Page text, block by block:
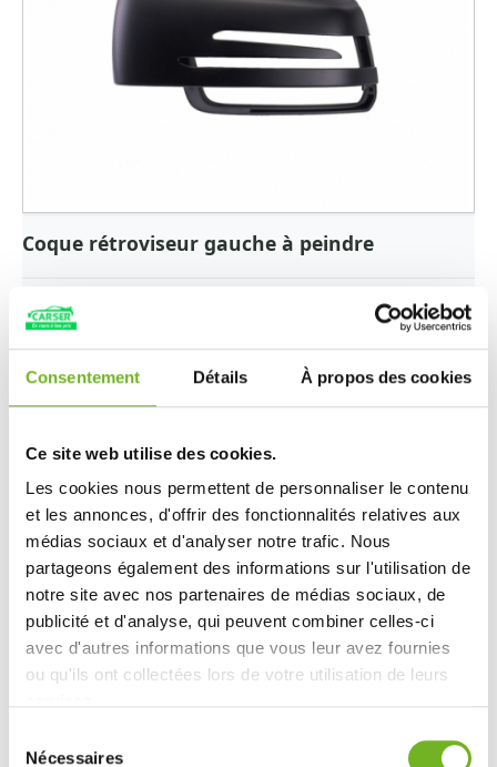
Consentement Détails À propos des cookies
Ce site web utilise des cookies.
Les cookies nous permettent de personnaliser le contenu
et les annonces, d'offrir des fonctionnalités relatives aux
médias sociaux et d'analyser notre trafic. Nous
partageons également des informations sur l'utilisation de
notre site avec nos partenaires de médias sociaux, de
publicité et d'analyse, qui peuvent combiner celles-ci
avec d'autres informations que vous leur avez fournies
ou qu'ils ont collectées lors de votre utilisation de leurs
Nécessaires
Coque rétroviseur gauche à peindre
Ref. M2250421
31.25 EUR
En stock